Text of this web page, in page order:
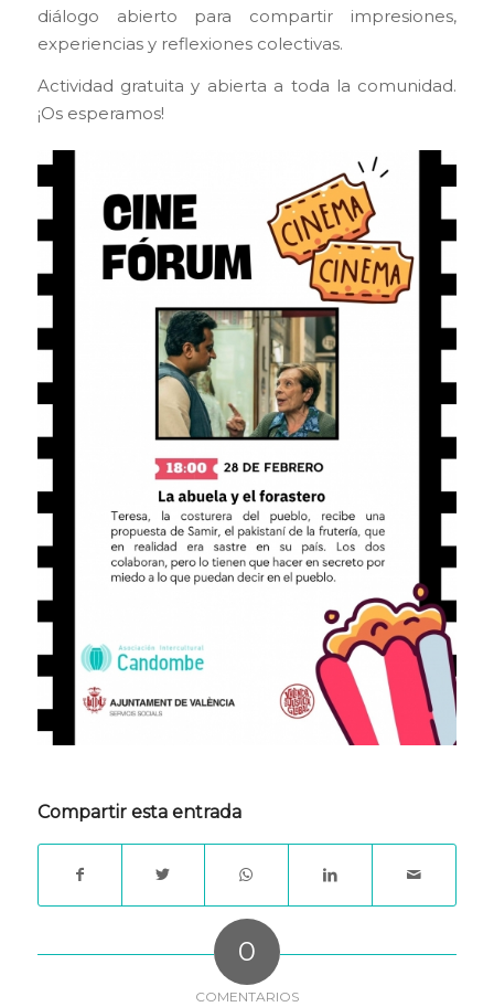
diálogo abierto para compartir impresiones,
experiencias y reflexiones colectivas.
Actividad gratuita y abierta a toda la comunidad.
¡Os esperamos!
Compartir esta entrada
0
COMENTARIOS